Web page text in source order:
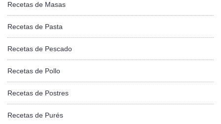
Recetas de Masas
Recetas de Pasta
Recetas de Pescado
Recetas de Pollo
Recetas de Postres
Recetas de Purés